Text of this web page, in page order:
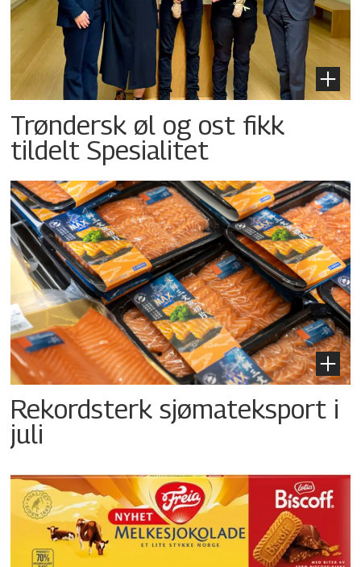
Trøndersk øl og ost fikk
tildelt Spesialitet
Rekordsterk sjømateksport i
juli